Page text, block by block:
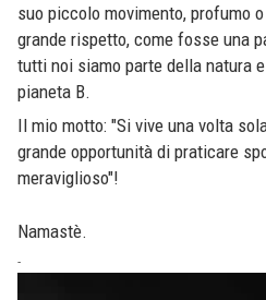
suo piccolo movimento, profumo
grande rispetto, come fosse una
tutti noi siamo parte della natura
pianeta B.
Il mio motto: "Si vive una volta
grande opportunità di praticare
meraviglioso"!
Namastè.
-